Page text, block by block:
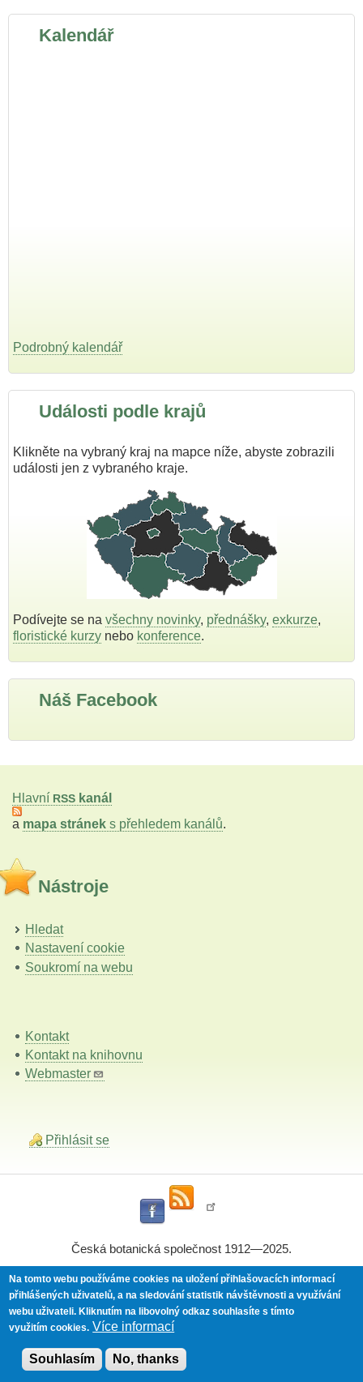
Kalendář
Podrobný kalendář
Události podle krajů
Klikněte na vybraný kraj na mapce níže, abyste zobrazili
události jen z vybraného kraje.
Podívejte se na všechny novinky, přednášky, exkurze,
floristické kurzy nebo konference.
Náš Facebook
Hlavní RSS kanál
a mapa stránek s přehledem kanálů.
Nástroje
Hledat
Nastavení cookie
Soukromí na webu
Kontakt
Kontakt na knihovnu
Webmaster
Přihlásit se
Česká botanická společnost 1912—2025.
Powered byDrupal
Na tomto webu používáme cookies na uložení přihlašovacích informací
přihlášených uživatelů, a na sledování statistik návštěvnosti a využívání
webu uživateli. Kliknutím na libovolný odkaz souhlasíte s tímto
využitím cookies. Více informací
Souhlasím No, thanks